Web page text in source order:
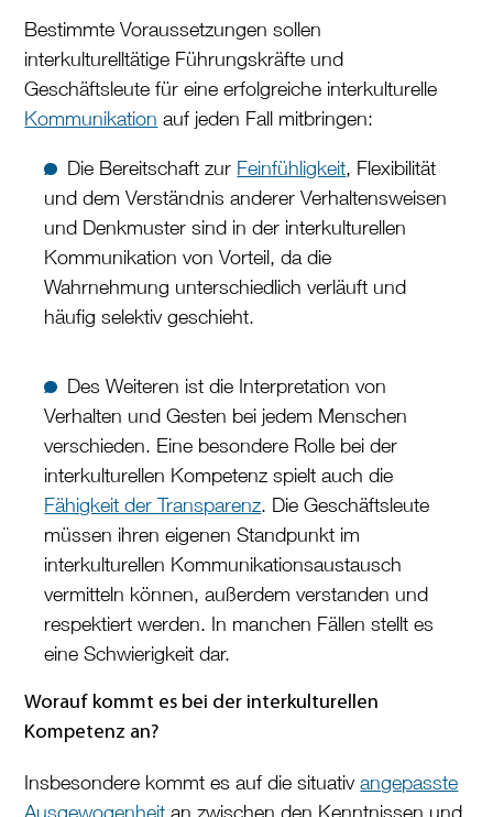
Bestimmte Voraussetzungen sollen
interkulturelltätige Führungskräfte und
Geschäftsleute für eine erfolgreiche interkulturelle
Kommunikation auf jeden Fall mitbringen:
Die Bereitschaft zur Feinfühligkeit, Flexibilität
und dem Verständnis anderer Verhaltensweisen
und Denkmuster sind in der interkulturellen
Kommunikation von Vorteil, da die
Wahrnehmung unterschiedlich verläuft und
häufig selektiv geschieht.
Des Weiteren ist die Interpretation von
Verhalten und Gesten bei jedem Menschen
verschieden. Eine besondere Rolle bei der
interkulturellen Kompetenz spielt auch die
Fähigkeit der Transparenz. Die Geschäftsleute
müssen ihren eigenen Standpunkt im
interkulturellen Kommunikationsaustausch
vermitteln können, außerdem verstanden und
respektiert werden. In manchen Fällen stellt es
eine Schwierigkeit dar.
Worauf kommt es bei der interkulturellen
Kompetenz an?
Insbesondere kommt es auf die situativangepasste
Ausgewogenheit an zwischen den Kenntnissen und